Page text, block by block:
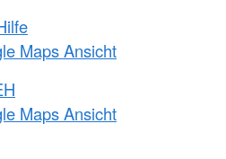
Maps Ansicht
Maps Ansicht